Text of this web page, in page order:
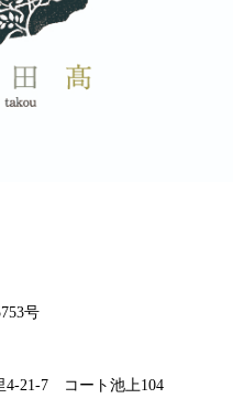
号
4-21-7 コート池上104